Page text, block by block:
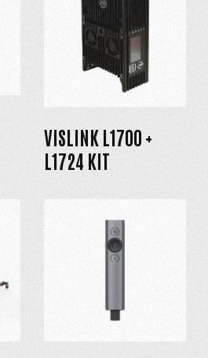
VISLINK L1700 +
L1724 KIT